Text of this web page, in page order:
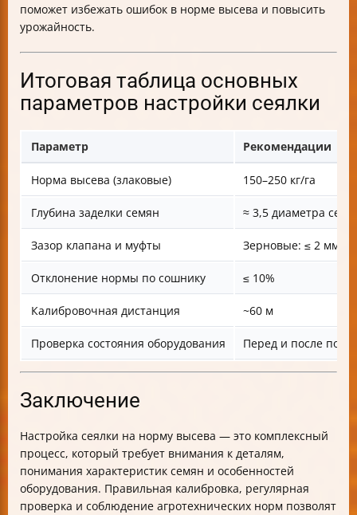
поможет избежать ошибок в норме высева и повысить
урожайность.
Итоговая таблица основных
параметров настройки сеялки
Параметр Рекомендации
Норма высева (злаковые) 150–250 кг/га
Глубина заделки семян ≈ 3,5 диаметра
Зазор клапана и муфты Зерновые: ≤ 2 мм;
Отклонение нормы по сошнику ≤ 10%
Калибровочная дистанция ~60 м
Проверка состояния оборудования Перед и после
Заключение
Настройка сеялки на норму высева — это комплексный
процесс, который требует внимания к деталям,
понимания характеристик семян и особенностей
оборудования. Правильная калибровка, регулярная
проверка и соблюдение агротехнических норм позволят